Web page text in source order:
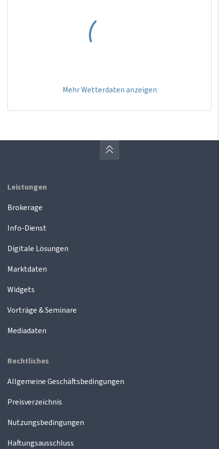
Mehr Wetterdaten anzeigen
Leistungen
Brokerage
Info-Dienst
Digitale Lösungen
Marktdaten
Widgets
Vorträge & Seminare
Mediadaten
Rechtliches
Allgemeine Geschäftsbedingungen
Preisverzeichnis
Nutzungsbedingungen
Haftungsausschluss